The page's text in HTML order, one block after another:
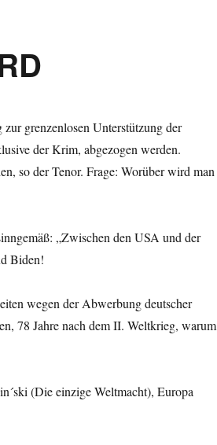
grenzenlosen Unterstützung der
der Krim, abgezogen werden.
so der Tenor. Frage: Worüber wird man
„Zwischen den USA und der
Biden!
wegen der Abwerbung deutscher
78 Jahre nach dem II. Weltkrieg, warum
(Die einzige Weltmacht), Europa